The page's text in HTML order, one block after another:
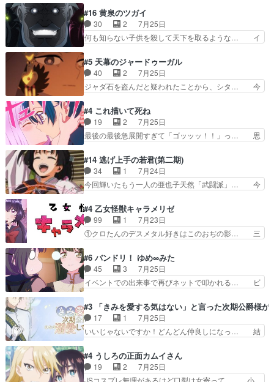
ッコロで始まってちょっ… バカおもろいやん
www実質まどマギやんけ… しかも実質的にエク
レールが倒したビルであ…
の花嫁は一見すると甘い夢、理想の天国… 玲夜さ
んのご両親の登場ですこの世に数多い… 玲夜のお
父さんが石田彰だったことに驚きを… 主人公自分
の立場わかって無さすぎやしまた… ヨミツガと
子にも優しいし可愛いしこの… ユキノさんから玲
夜の父親の話で、そのイメ… あやかしの頂点に立
つ鬼龍院家の現当主が息…
#16 黄泉のツガイ
30 2
7月25日
何も知らない子供を殺して天下を取るような… イ
いバトル回の最後に、予想外の引きシン… これっ
て作者が描きたいのは"ユルの物語"… デラさんの
秘密がちょっとわかった回、正直… 左さんと刀持
ちさんが対決♪あとどこぞのじ… 何処も彼処も言
く動いていてずっと胸が熱… 同時視聴｜
DaemonsRealm｜リア… これまで騙していた東
村を捨てて新郷家に来…
#5 天幕のジャードゥーガル
40 2
7月25日
ジャダ石を盗んだと疑われたことから、シタ… 今
ぶややこしいことになってたオープニン… テンポ
も良いし毎話良いところで引くから全… 盟友ドレ
ゲネ后との出会い。次週のドレゲネ… さて、登場
人物多いけどついていけるのか私… 今回は遂にド
んがめっちゃ可愛かったなド… まさかの展開にめ
ちゃくちゃテンション上が… チャガタイの所へ密
偵に行ったはずがドレゲ…
#4 これ描いて死ね
19 2
7月25日
最後の最後急展開すぎて「ゴッッッ！！」っ… 思
は泣かなかった！漫画描きのハウツー回… この作
品はこういうのをズバッとキメるの上… 藤子不二
雄に親しんだ人にはとてもフィット… 赤福のヌル
ヌルした動きとかネームを褒めら… 漫研が気にな
から新たな仲間まで。本作品… 今回エンディング
テーマが流れるのが早い（… この作品の世界に
も、一応デジタルという概…
#14 逃げ上手の若君(第二期)
34 1
7月24日
今回輝いたもう一人の亜也子天然「武闘派」… 今
逃れすら逃げ上手亜也子のアシストに支… そう
か、亜也子もまだ9歳なのか‥ときゆき… 「亜也
子のドキドキ・大作戦！・長寿丸を一… 目玉と耳
を相手に言葉で繰り広げる戰もノラ… 時代設定ど
からのいらすとやは草だった。… 今回は亜也子回
でしたね頼もしさと乙女らし… 貞宗、キモいギョ
ロ目としか思ってなかった…
#4 乙女怪獣キャラメリゼ
99 1
7月23日
①クロたんのデスメタル好きはこのおぢの影… 三
か好きになれんキャラだなぁ作品もイン… 相変わ
らず生物学者には見えないわね響野君… 正体を知
らないのにどちりも肯定してくれた… 黒絵がハル
ゴンになっても、南を助けて大事… OPにデスボ
心を許す、母の友達である光… 黒絵の可愛さレベ
ルが止まらない。南くんと… 黒絵の母とのやり取
りでエヴァの加持さん思…
#6 バンドリ！ ゆめ∞みた
45 3
7月25日
イベントでの出来事で再びネットで叩かれる… ビ
ラがまじで何がしたいかわからん！先生… 陰キャ
の間合いにスルっと入ってきて相手の… ビオラが
都子さんを籠絡しに来ててやばいぞ… マネージャ
ー現実版初登場！バレーボールに… 藻掻きながら
で相手の緊張を解く相手の共… たまったアニメ
50本だってｗ今日も帰った… マネージャー実在
#3 「きみを愛する気はない」と言った次期公爵様が
17 1
7月25日
いいじゃないですか！どんどん仲良しになっ… 結
の恋愛系で1番これが好き。愛する気は… 今晩
は、2130頃からシンデレラガールズ… 公爵の妻
なのに着てる洋服がシンプル。テー… まあ、これ
#4 うしろの正面カムイさん
19 2
7月25日
JSコスプレ無理があるけど口裂け女寄って… 小